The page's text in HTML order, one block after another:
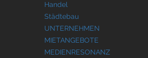
Handel
Städtebau
UNTERNEHMEN
MIETANGEBOTE
MEDIENRESONANZ